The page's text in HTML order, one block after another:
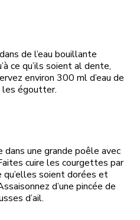
de l’eau bouillante
ce qu’ils soient al dente,
environ 300 ml d’eau de
les égoutter.
dans une grande poêle avec
cuire les courgettes par
qu’elles soient dorées et
d’une pincée de
d’ail.